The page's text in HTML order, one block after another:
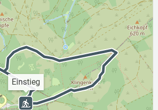
Einstieg